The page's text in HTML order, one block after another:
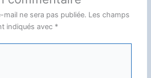
mail ne sera pas publiée. Les champs
indiqués avec *